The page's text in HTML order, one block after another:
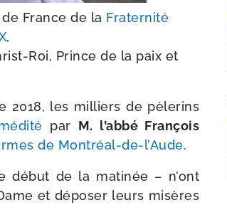
France de la Fraternité
,
​Roi, Prince de la paix et
2018, les mil­liers de pèle­rins
par M. l’ab­bé François
de Montréal-​de-​l’Aude.
de la mati­née – n’ont
et dépo­ser leurs misères